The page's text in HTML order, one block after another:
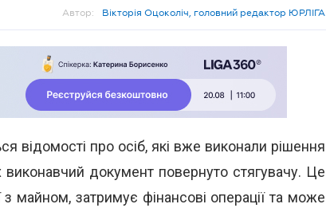
Автор: Вікторія Оцоколіч, головний редактор ЮРЛІГА
відомості про осіб, які вже виконали рішення
документ повернуто стягувачу. Це
з майном, затримує фінансові операції та може